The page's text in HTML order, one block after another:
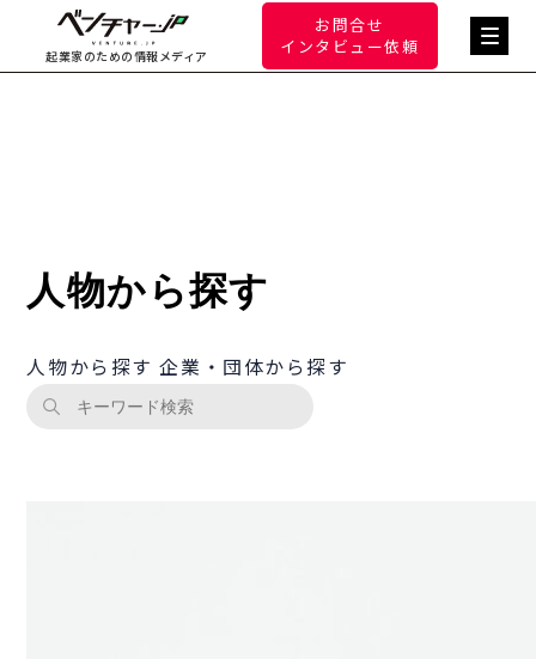
起業家のための情報メディア
お問合せ
インタビュー依頼
人物から探す
人物から探す 企業・団体から探す